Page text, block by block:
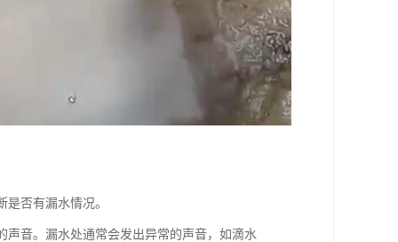
否有漏水情况。
声音。漏水处通常会发出异常的声音，如滴水